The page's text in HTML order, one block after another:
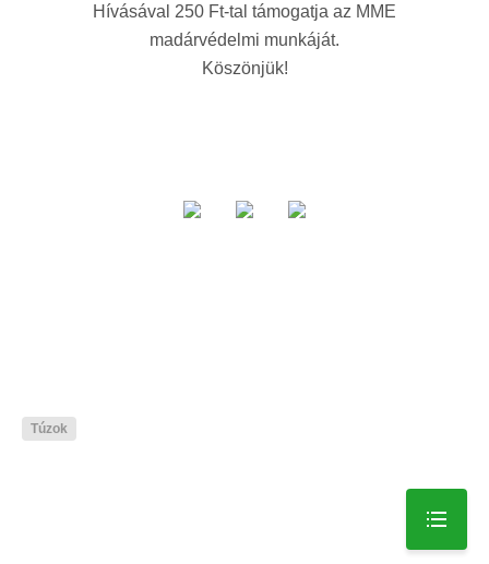
Hívásával 250 Ft-tal támogatja az MME
madárvédelmi munkáját.
Köszönjük!
Túzok